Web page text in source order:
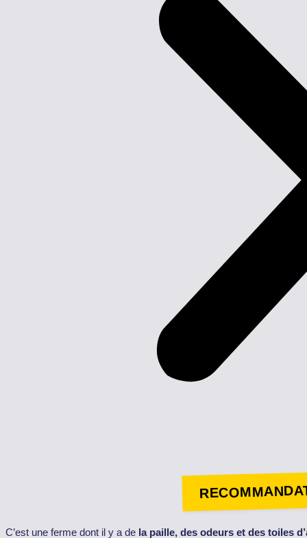
C’est une ferme dont il y a de la paille, des odeurs et des toiles